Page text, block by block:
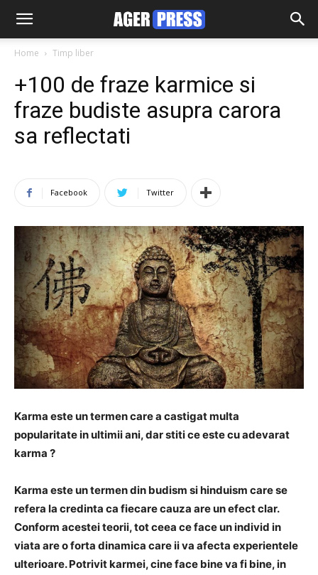
Home Timp liber
+100 de fraze karmice si
fraze budiste asupra carora
sa reflectati
Facebook Twitter
Karma este un termen care a castigat multa
popularitate in ultimii ani, dar stiti ce este cu adevarat
karma ?
Karma este un termen din budism si hinduism care se
refera la credinta ca fiecare cauza are un efect clar.
Conform acestei teorii, tot ceea ce face un individ in
viata are o forta dinamica care ii va afecta experientele
ulterioare. Potrivit karmei, cine face bine va fi bine, in